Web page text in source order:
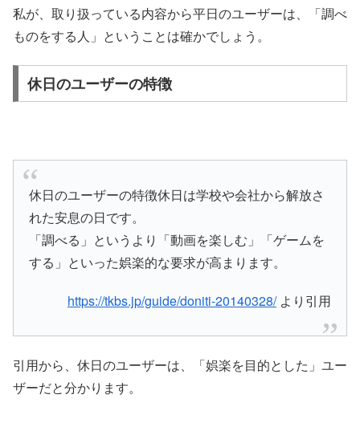
私が、取り扱っている内容から平日のユーザーは、「調べ
ものをする人」ということは確かでしょう。
休日のユーザーの特徴
休日のユーザーの特徴休日は学校や会社から解放さ
れた安息の日です。
「調べる」というより「動画を楽しむ」「ゲームを
する」といった娯楽的な要求が高まります。
https://tkbs.jp/guide/doniti-20140328/より引用
引用から、休日のユーザーは、「娯楽を目的とした」ユー
ザーだと分かります。